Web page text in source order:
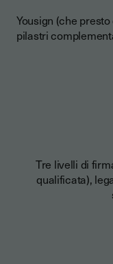
Yousign (che
pilastri
Tre livelli di
qualificata),